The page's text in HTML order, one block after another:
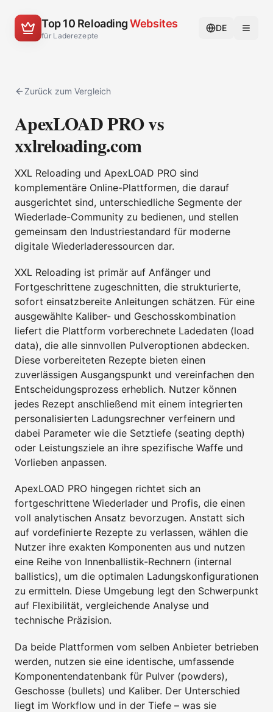
Top 10 ReloadingWebsites
für Laderezepte
DE
Zurück zum Vergleich
ApexLOAD PRO vs
xxlreloading.com
XXL Reloading und ApexLOAD PRO sind
komplementäre Online-Plattformen, die darauf
ausgerichtet sind, unterschiedliche Segmente der
Wiederlade-Community zu bedienen, und stellen
gemeinsam den Industriestandard für moderne
digitale Wiederladeressourcen dar.
XXL Reloading ist primär auf Anfänger und
Fortgeschrittene zugeschnitten, die strukturierte,
sofort einsatzbereite Anleitungen schätzen. Für eine
ausgewählte Kaliber- und Geschosskombination
liefert die Plattform vorberechnete Ladedaten (load
data), die alle sinnvollen Pulveroptionen abdecken.
Diese vorbereiteten Rezepte bieten einen
zuverlässigen Ausgangspunkt und vereinfachen den
Entscheidungsprozess erheblich. Nutzer können
jedes Rezept anschließend mit einem integrierten
personalisierten Ladungsrechner verfeinern und
dabei Parameter wie die Setztiefe (seating depth)
oder Leistungsziele an ihre spezifische Waffe und
Vorlieben anpassen.
ApexLOAD PRO hingegen richtet sich an
fortgeschrittene Wiederlader und Profis, die einen
voll analytischen Ansatz bevorzugen. Anstatt sich
auf vordefinierte Rezepte zu verlassen, wählen die
Nutzer ihre exakten Komponenten aus und nutzen
eine Reihe von Innenballistik-Rechnern (internal
ballistics), um die optimalen Ladungskonfigurationen
zu ermitteln. Diese Umgebung legt den Schwerpunkt
auf Flexibilität, vergleichende Analyse und
technische Präzision.
Da beide Plattformen vom selben Anbieter betrieben
werden, nutzen sie eine identische, umfassende
Komponentendatenbank für Pulver (powders),
Geschosse (bullets) und Kaliber. Der Unterschied
liegt im Workflow und in der Tiefe – was sie